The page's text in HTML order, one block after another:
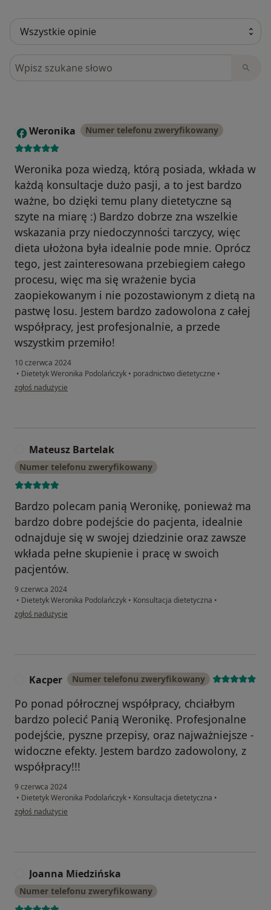
Szukaj w opiniach
W Weronika Numer telefonu zweryfikowany
Weronika poza wiedzą, którą posiada, wkłada w
każdą konsultacje dużo pasji, a to jest bardzo
ważne, bo dzięki temu plany dietetyczne są
szyte na miarę :) Bardzo dobrze zna wszelkie
wskazania przy niedoczynności tarczycy, więc
dieta ułożona była idealnie pode mnie. Oprócz
tego, jest zainteresowana przebiegiem całego
procesu, więc ma się wrażenie bycia
zaopiekowanym i nie pozostawionym z dietą na
pastwę losu. Jestem bardzo zadowolona z całej
współpracy, jest profesjonalnie, a przede
wszystkim przemiło!
10 czerwca 2024
• Dietetyk Weronika Podolańczyk • poradnictwo dietetyczne •
w opinii użytkownika Weronika
zgłoś nadużycie
Mateusz Bartelak
Numer telefonu zweryfikowany
Bardzo polecam panią Weronikę, ponieważ ma
bardzo dobre podejście do pacjenta, idealnie
odnajduje się w swojej dziedzinie oraz zawsze
wkłada pełne skupienie i pracę w swoich
pacjentów.
9 czerwca 2024
• Dietetyk Weronika Podolańczyk • Konsultacja dietetyczna •
w opinii użytkownika Mateusz Bartelak
zgłoś nadużycie
Kacper Numer telefonu zweryfikowany
Po ponad półrocznej współpracy, chciałbym
bardzo polecić Panią Weronikę. Profesjonalne
podejście, pyszne przepisy, oraz najważniejsze -
widoczne efekty. Jestem bardzo zadowolony, z
współpracy!!!
9 czerwca 2024
• Dietetyk Weronika Podolańczyk • Konsultacja dietetyczna •
w opinii użytkownika Kacper
zgłoś nadużycie
Joanna Miedzińska
Numer telefonu zweryfikowany